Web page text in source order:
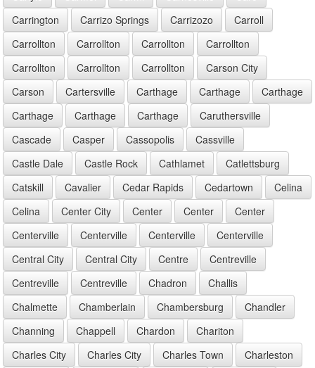
Carrington
Carrizo Springs Carrizozo
Carroll
Carrollton
Carrollton Carrollton
Carrollton
Carrollton
Carrollton Carrollton
Carson City
Carson
Cartersville Carthage Carthage
Carthage
Carthage
Carthage Carthage
Caruthersville
Cascade
Casper Cassopolis
Cassville
Castle Dale
Castle Rock Cathlamet
Catlettsburg
Catskill
Cavalier Cedar Rapids Cedartown
Celina
Celina
Center City Center Center
Center
Centerville
Centerville Centerville
Centerville
Central City
Central City Centre
Centreville
Centreville
Centreville Chadron
Challis
Chalmette
Chamberlain Chambersburg
Chandler
Channing
Chappell Chardon
Chariton
Charles City
Charles City Charles Town
Charleston